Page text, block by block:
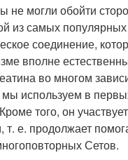
не могли обойти
из самых популярных
соединение,
вполне
во многом
мы используем в
того, он
т. е. продолжает
Сетов.